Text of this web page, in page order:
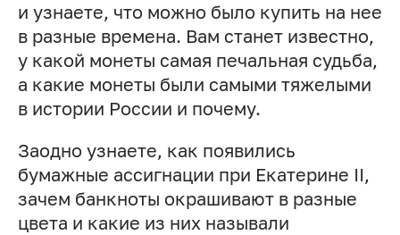
и узнаете, что можно было купить на нее
в разные времена. Вам станет известно,
у какой монеты самая печальная судьба,
а какие монеты были самыми тяжелыми
в истории России и почему.
Заодно узнаете, как появились
бумажные ассигнации при Екатерине II,
зачем банкноты окрашивают в разные
цвета и какие из них называли